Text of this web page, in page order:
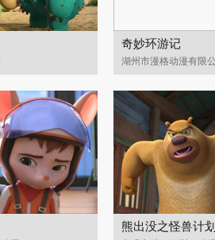
奇妙环游记
湖州市漫格动漫有限
熊出没之怪兽计